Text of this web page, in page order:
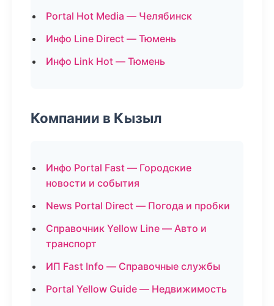
Portal Hot Media — Челябинск
Инфо Line Direct — Тюмень
Инфо Link Hot — Тюмень
Компании в Кызыл
Инфо Portal Fast — Городские
новости и события
News Portal Direct — Погода и пробки
Справочник Yellow Line — Авто и
транспорт
ИП Fast Info — Справочные службы
Portal Yellow Guide — Недвижимость